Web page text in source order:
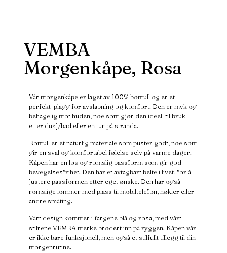
VEMBA
Morgenkåpe, Rosa
Vår morgenkåpe er laget av 100% bomull og er et
perfekt plagg for avslapning og komfort. Den er myk og
behagelig mot huden, noe som gjør den ideell til bruk
etter dusj/bad eller en tur på stranda.
Bomull er et naturlig materiale som puster godt, noe som
gir en sval og komfortabel følelse selv på varme dager.
Kåpen har en løs og romslig passform som gir god
bevegelsesfrihet. Den har et avtagbart belte i livet, for å
justere passformen etter eget ønske. Den har også
romslige lommer med plass til mobiltelefon, nøkler eller
andre småting.
Vårt design kommer i fargene blå og rosa, med vårt
stilrene VEMBA merke brodert inn på ryggen. Kåpen vår
er ikke bare funksjonell, men også et stilfullt tillegg til din
morgenrutine.